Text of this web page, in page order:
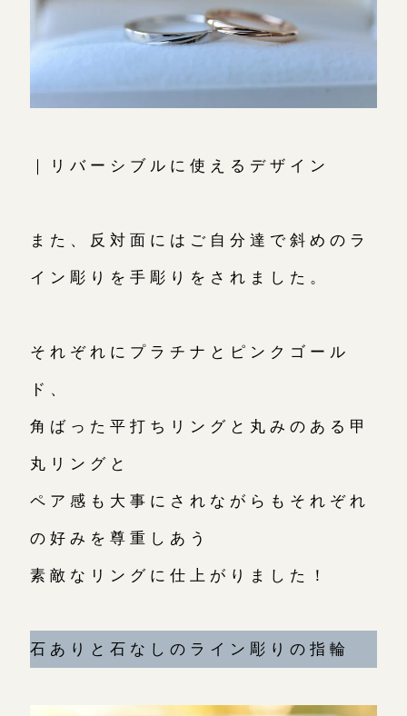
｜リバーシブルに使えるデザイン
また、反対面にはご自分達で斜めのラ
イン彫りを手彫りをされました。
それぞれにプラチナとピンクゴール
ド、
角ばった平打ちリングと丸みのある甲
丸リングと
ペア感も大事にされながらもそれぞれ
の好みを尊重しあう
素敵なリングに仕上がりました！
石ありと石なしのライン彫りの指輪